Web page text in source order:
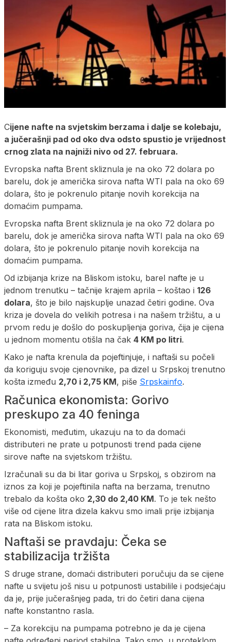
Cijene nafte na svjetskim berzama i dalje se kolebaju,
a jučerašnji pad od oko dva odsto spustio je vrijednost
crnog zlata na najniži nivo od 27. februara.
Evropska nafta Brent skliznula je na oko 72 dolara po
barelu, dok je američka sirova nafta WTI pala na oko 69
dolara, što je pokrenulo pitanje novih korekcija na
domaćim pumpama.
Evropska nafta Brent skliznula je na oko 72 dolara po
barelu, dok je američka sirova nafta WTI pala na oko 69
dolara, što je pokrenulo pitanje novih korekcija na
domaćim pumpama.
Od izbijanja krize na Bliskom istoku, barel nafte je u
jednom trenutku – tačnije krajem aprila – koštao i 126
dolara, što je bilo najskuplje unazad četiri godine. Ova
kriza je dovela do velikih potresa i na našem tržištu, a u
prvom redu je došlo do poskupljenja goriva, čija je cijena
u jednom momentu otišla na čak 4 KM po litri.
Kako je nafta krenula da pojeftinjuje, i naftaši su počeli
da koriguju svoje cjenovnike, pa dizel u Srpskoj trenutno
košta između 2,70 i 2,75 KM, piše Srpskainfo.
Računica ekonomista: Gorivo
preskupo za 40 feninga
Ekonomisti, međutim, ukazuju na to da domaći
distributeri ne prate u potpunosti trend pada cijene
sirove nafte na svjetskom tržištu.
Izračunali su da bi litar goriva u Srpskoj, s obzirom na
iznos za koji je pojeftinila nafta na berzama, trenutno
trebalo da košta oko 2,30 do 2,40 KM. To je tek nešto
više od cijene litra dizela kakvu smo imali prije izbijanja
rata na Bliskom istoku.
Naftaši se pravdaju: Čeka se
stabilizacija tržišta
S druge strane, domaći distributeri poručuju da se cijene
nafte u svijetu još nisu u potpunosti ustabilile i podsjećaju
da je, prije jučerašnjeg pada, tri do četiri dana cijena
nafte konstantno rasla.
– Za korekciju na pumpama potrebno je da je cijena